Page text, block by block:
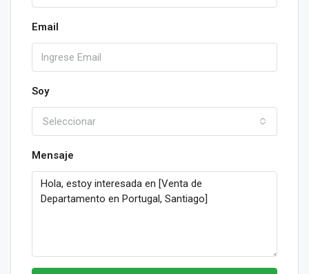
Email
Soy
Seleccionar
Mensaje